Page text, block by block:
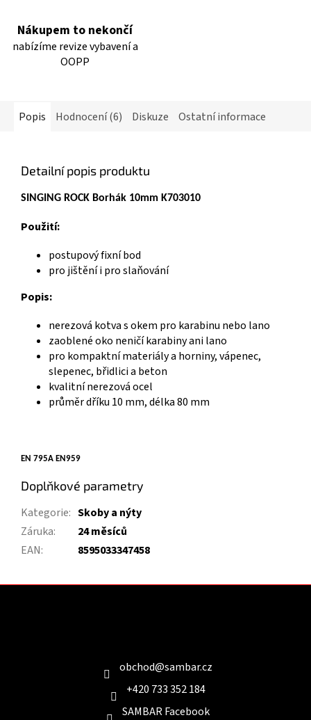
Nákupem to nekončí
nabízíme revize vybavení a
OOPP
Popis Hodnocení (6) Diskuze Ostatní informace
Detailní popis produktu
SINGING ROCK Borhák 10mm K703010
Použití:
postupový fixní bod
pro jištění i pro slaňování
Popis:
nerezová kotva s okem pro karabinu nebo lano
zaoblené oko neničí karabiny ani lano
pro kompaktní materiály a horniny, vápenec,
slepenec, břidlici a beton
kvalitní nerezová ocel
průměr dříku 10 mm, délka 80 mm
EN 795A EN959
Doplňkové parametry
Kategorie: Skoby a nýty
Záruka:
24 měsíců
EAN: 8595033347458
obchod@sambar.cz
+420 733 352 184
SAMBAR Facebook